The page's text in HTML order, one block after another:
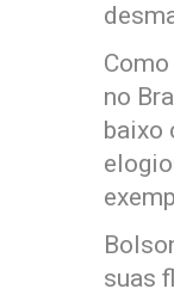
no
baixo
suas